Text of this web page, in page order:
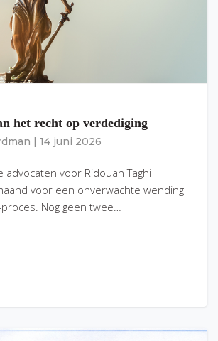
het recht op verdediging
14 juni 2026
advocaten voor Ridouan Taghi
voor een onverwachte wending
Nog geen twee…